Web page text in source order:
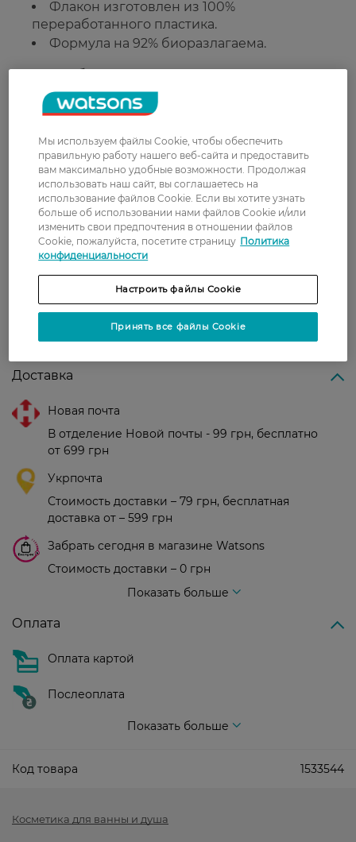
Флакон изготовлен из 100%
переработанного пластика.
Формула на 92% биоразлагаема.
Нанесите небольшое количество геля на
массажными движениями и тщательно
смойте водой.
Страна-производитель:Германия
Рейтинг и отзывы
0 відгуків
Доставка
Новая почта
В отделение Новой почты - 99 грн, бесплатно
от 699 грн
Укрпочта
Стоимость доставки – 79 грн, бесплатная
доставка от – 599 грн
Забрать сегодня в магазине Watsons
Стоимость доставки – 0 грн
Показать больше
Оплата
Оплата картой
Послеоплата
Показать больше
Код товара 1533544
Косметика для ванны и душа
Мы используем файлы Cookie, чтобы обеспечить
правильную работу нашего веб-сайта и предоставить
вам максимально удобные возможности. Продолжая
использовать наш сайт, вы соглашаетесь на
использование файлов Cookie. Если вы хотите узнать
больше об использовании нами файлов Cookie и/или
изменить свои предпочтения в отношении файлов
Cookie, пожалуйста, посетите страницу Политика
конфиденциальности
Настроить файлы Cookie
Принять все файлы Cookie